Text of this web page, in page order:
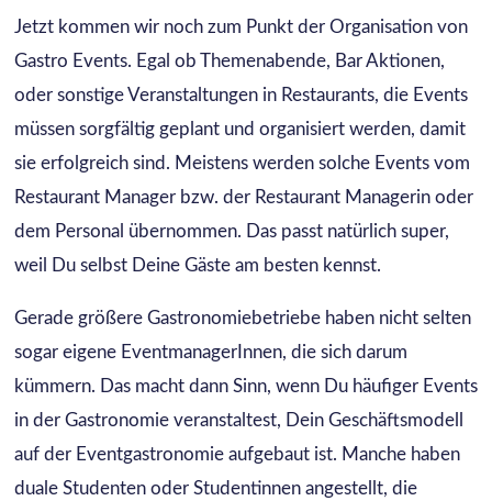
Jetzt kommen wir noch zum Punkt der Organisation von
Gastro Events. Egal ob Themenabende, Bar Aktionen,
oder sonstige Veranstaltungen in Restaurants, die Events
müssen sorgfältig geplant und organisiert werden, damit
sie erfolgreich sind. Meistens werden solche Events vom
Restaurant Manager bzw. der Restaurant Managerin oder
dem Personal übernommen. Das passt natürlich super,
weil Du selbst Deine Gäste am besten kennst.
Gerade größere Gastronomiebetriebe haben nicht selten
sogar eigene EventmanagerInnen, die sich darum
kümmern. Das macht dann Sinn, wenn Du häufiger Events
in der Gastronomie veranstaltest, Dein Geschäftsmodell
auf der Eventgastronomie aufgebaut ist. Manche haben
duale Studenten oder Studentinnen angestellt, die